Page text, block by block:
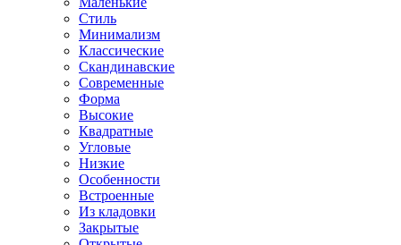
Стиль
Минимализм
Классические
Скандинавские
Современные
Форма
Высокие
Квадратные
Угловые
Низкие
Особенности
Встроенные
Из кладовки
Закрытые